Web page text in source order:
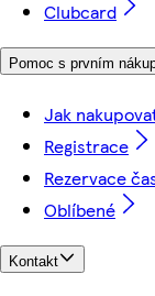
Clubcard
Pomoc s prvním
Jak
Registrace
Rezervace
Oblíbené
Kontakt